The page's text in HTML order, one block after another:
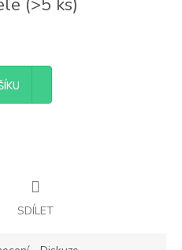
(>5 ks)
SDÍLET